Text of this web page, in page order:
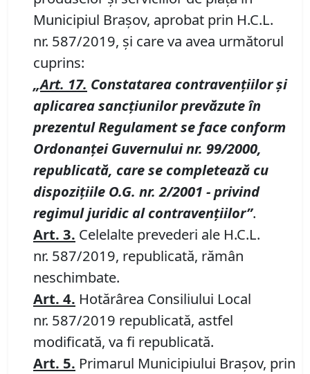
Municipiul Braşov, aprobat prin H.C.L.
nr. 587/2019, şi care va avea următorul
cuprins:
„Art. 17. Constatarea contravenţiilor şi
aplicarea sancţiunilor prevăzute în
prezentul Regulament se face conform
Ordonanţei Guvernului nr. 99/2000,
republicată, care se completează cu
dispozițiile O.G. nr. 2/2001 -privind
regimul juridic al contravenţiilor”.
Art. 3. Celelalte prevederi ale H.C.L.
nr. 587/2019, republicată, rămân
neschimbate.
Art. 4. Hotărârea Consiliului Local
nr. 587/2019 republicată, astfel
modificată, va fi republicată.
Art. 5. Primarul Municipiului Braşov, prin